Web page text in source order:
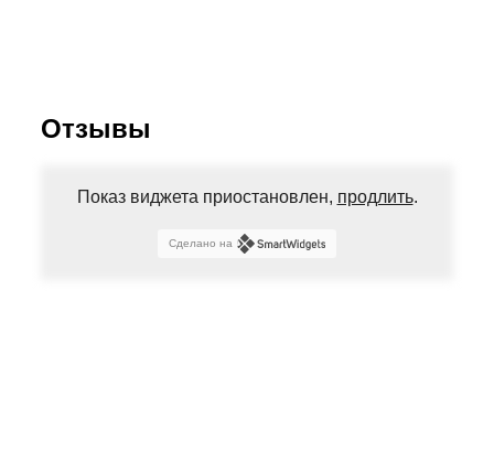
Отзывы
Показ виджета приостановлен, продлить.
Сделано на